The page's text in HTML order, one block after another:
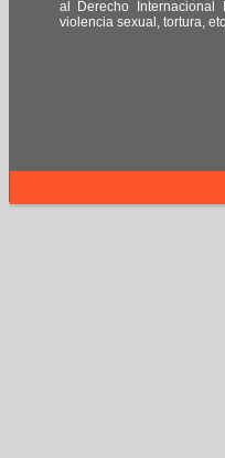
al Derecho Internacional
violencia sexual, tortura,